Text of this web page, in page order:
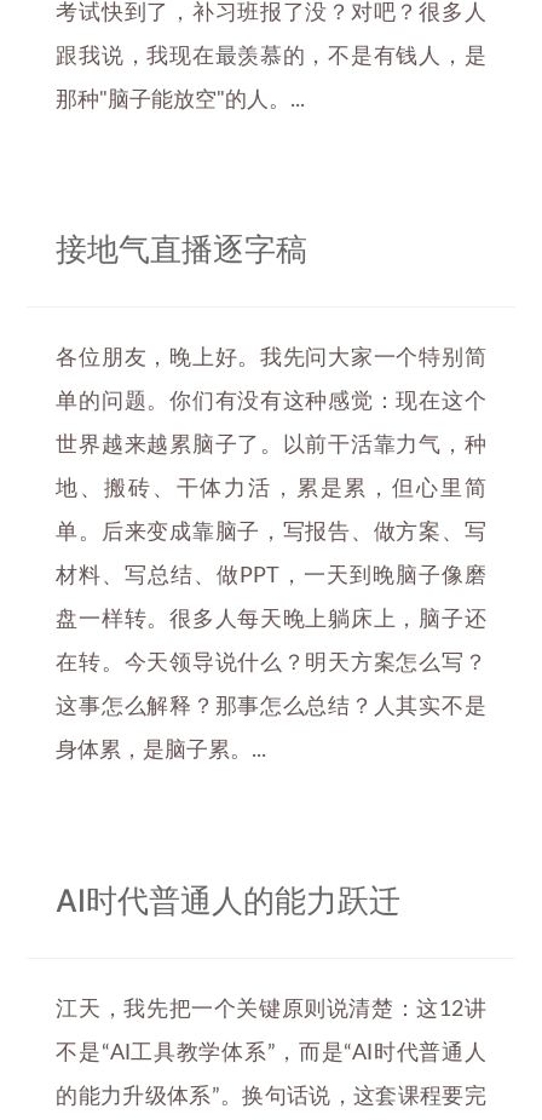
考试快到了，补习班报了没？对吧？很多人
跟我说，我现在最羡慕的，不是有钱人，是
那种"脑子能放空"的人。...
接地气直播逐字稿
各位朋友，晚上好。我先问大家一个特别简
单的问题。你们有没有这种感觉：现在这个
世界越来越累脑子了。以前干活靠力气，种
地、搬砖、干体力活，累是累，但心里简
单。后来变成靠脑子，写报告、做方案、写
材料、写总结、做PPT，一天到晚脑子像磨
盘一样转。很多人每天晚上躺床上，脑子还
在转。今天领导说什么？明天方案怎么写？
这事怎么解释？那事怎么总结？人其实不是
身体累，是脑子累。...
AI时代普通人的能力跃迁
江天，我先把一个关键原则说清楚：这12讲
不是“AI工具教学体系”，而是“AI时代普通人
的能力升级体系”。换句话说，这套课程要完